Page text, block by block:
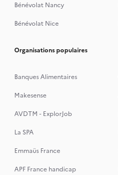
Bénévolat Nancy
Bénévolat Nice
Organisations populaires
Banques Alimentaires
Makesense
AVDTM - ExplorJob
La SPA
Emmaüs France
APF France handicap